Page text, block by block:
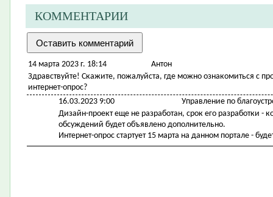
КОММЕНТАРИИ
14 марта 2023 г. 18:14
Антон
Здравствуйте! Скажите, пожалуйста, где можно ознакомиться с
интернет-опрос?
16.03.2023 9:00
Управление по
Дизайн-проект еще не разработан, срок его разработки -
обсуждений будет объявлено дополнительно.
Интернет-опрос стартует 15 марта на данном портале -